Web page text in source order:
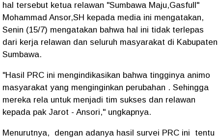
hal tersebut ketua relawan "Sumbawa Maju,Gasfull"
Mohammad Ansor,SH kepada media ini mengatakan,
Senin (15/7) mengatakan bahwa hal ini tidak terlepas
dari kerja relawan dan seluruh masyarakat di Kabupaten
Sumbawa.
"Hasil PRC ini mengindikasikan bahwa tingginya animo
masyarakat yang menginginkan perubahan . Sehingga
mereka rela untuk menjadi tim sukses dan relawan
kepada pak Jarot - Ansori," ungkapnya.
Menurutnya, dengan adanya hasil survei PRC ini tentu